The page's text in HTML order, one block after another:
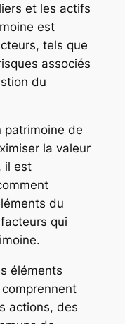
et les actifs
est
tels que
associés
du
patrimoine de
la valeur
il est
du
qui
éléments
actions, des